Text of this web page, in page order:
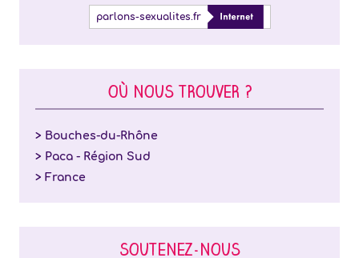
parlons-sexualites.fr
OÙ NOUS TROUVER ?
> Bouches-du-Rhône
> Paca - Région Sud
> France
SOUTENEZ-NOUS